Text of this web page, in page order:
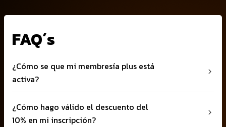
FAQ´s
¿Cómo se que mi membresía plus está
activa?
Hay 2 formas de saberlo: En tu foto de perfil debe
aparecer un aro color naranja ¡eso solo es para socios
¿Cómo hago válido el descuento del
10% en mi inscripción?